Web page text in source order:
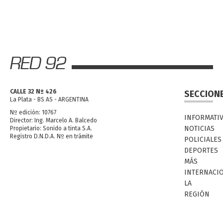
CALLE 32 Nº 426
La Plata - BS AS - ARGENTINA
Nº edición: 10767
Director: Ing. Marcelo A. Balcedo
Propietario: Sonido a tinta S.A.
Registro D.N.D.A. Nº en trámite
NOTICIAS
POLICIALES
DEPORTES
MÁS
LA
REGIÓN